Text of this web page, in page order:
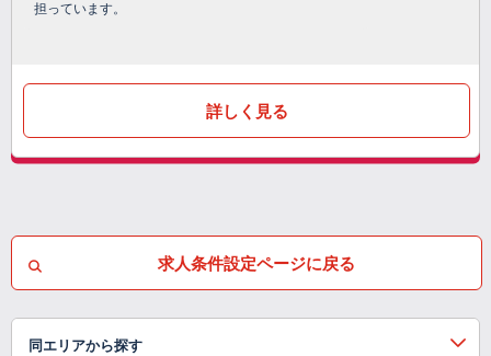
担っています。
詳しく見る
求人条件設定ページに戻る
同エリアから探す